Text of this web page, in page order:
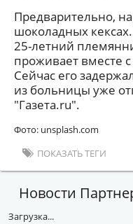
Предварительно,
шоколадных
25-летний
проживает вместе
Сейчас его
из больницы уже
"Газета.ru".
Фото: unsplash.com
ПОКАЗАТЬ ТЕГИ
Новости
Загрузка...